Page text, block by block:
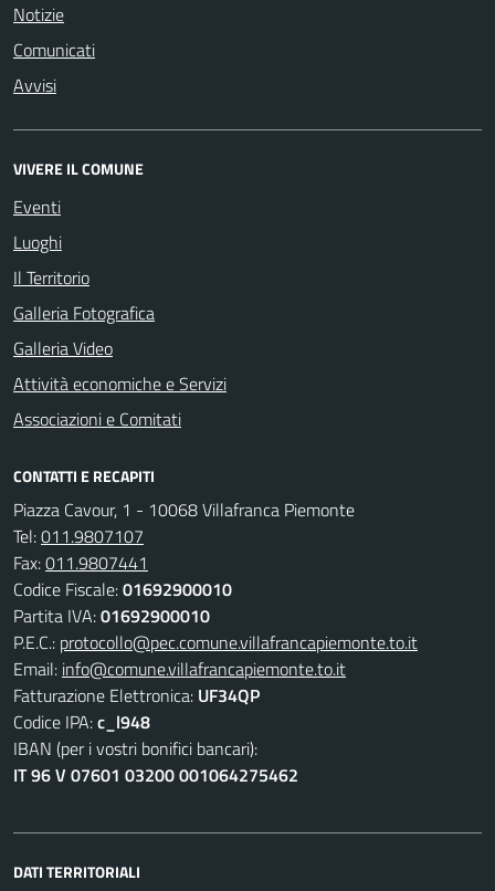
Notizie
Comunicati
Avvisi
VIVERE IL COMUNE
Eventi
Luoghi
Il Territorio
Galleria Fotografica
Galleria Video
Attività economiche e Servizi
Associazioni e Comitati
CONTATTI E RECAPITI
Piazza Cavour, 1 - 10068 Villafranca Piemonte
Tel:011.9807107
Fax:011.9807441
Codice Fiscale:01692900010
Partita IVA:01692900010
P.E.C.: protocollo@pec.comune.villafrancapiemonte.to.it
Email: info@comune.villafrancapiemonte.to.it
Fatturazione Elettronica: UF34QP
Codice IPA:c_l948
IBAN (per i vostri bonifici bancari):
IT 96 V 07601 03200 001064275462
DATI TERRITORIALI